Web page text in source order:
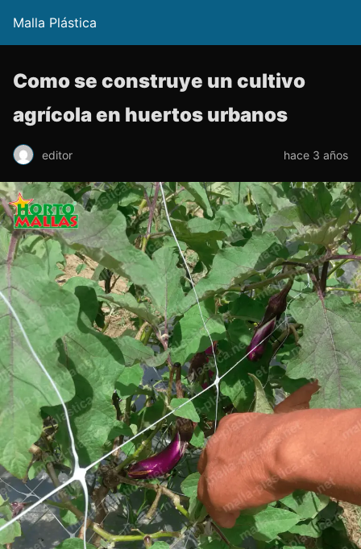
Malla Plástica
Como se construye un cultivo
agrícola en huertos urbanos
editor hace 3 años